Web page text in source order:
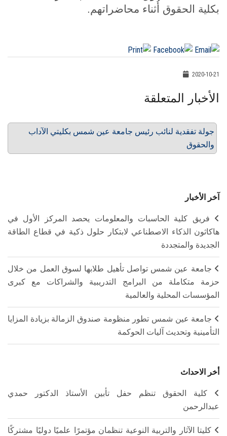
بكلية الحقوق أُثناء محاضراتهم.
2020-10-21
الأخبار المتعلقة
جولة تفقدية لنائب رئيس جامعة عين شمس بكليتي الآداب
والحقوق
آخر الأخبار
فريق كلية الحاسبات والمعلومات يحصد المركز الأول في
هاكاثون الذكاء الاصطناعي لابتكار حلول ذكية في قطاع الطاقة
الجديدة والمتجددة
جامعة عين شمس تواصل تأهيل طلابها لسوق العمل من خلال
حزمة متكاملة من البرامج التدريبية والشراكات مع كبرى
المؤسسات المحلية والعالمية
جامعة عين شمس تطور منظومة صندوق الزمالة بزيادة المزايا
التأمينية وتحديث آليات الحوكمة
أخر الاحداث
كلية الحقوق تنظم حفل تأبين الأستاذ الدكتور حمدي
عبدالرحمن
كليتا الآثار والتربية النوعية تنظمان مؤتمرًا علميًا دوليًا مشتركًا